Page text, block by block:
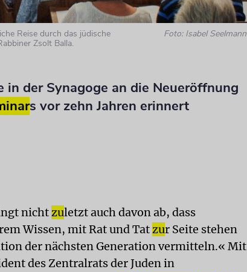
Reise durch das jüdische
Zsolt Balla.
Foto: Isabel Seelmann
der Synagoge an die Neueröffnung
s vor zehn Jahren erinnert
nichtzuletzt auch davon ab, dass
Wissen, mit Rat und Tatzur Seite stehen
der nächsten Generation vermitteln.« Mit
des Zentralrats der Juden in